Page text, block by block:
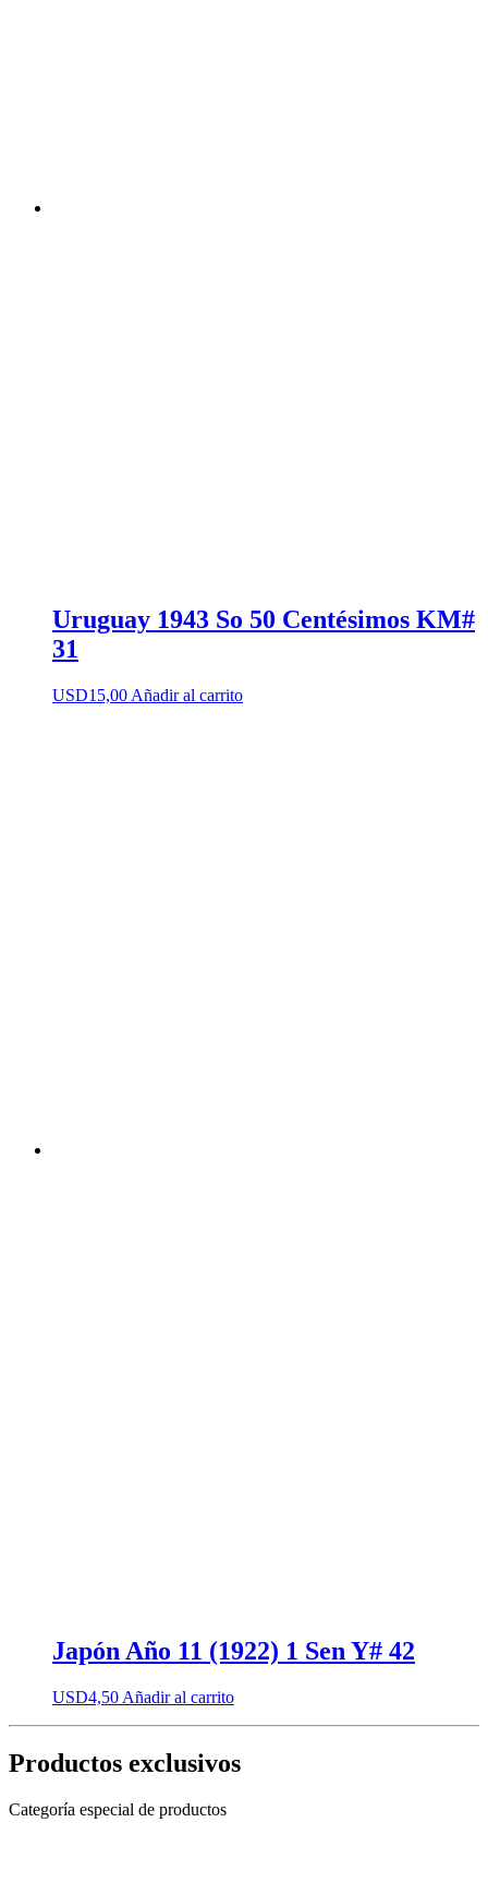
Uruguay 1943 So 50 Centésimos KM#
31
USD15,00 Añadir al carrito
Japón Año 11 (1922) 1 Sen Y# 42
USD4,50 Añadir al carrito
Productos exclusivos
Categoría especial de productos